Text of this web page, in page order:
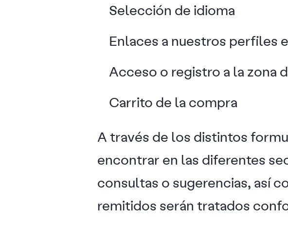
Selección de idioma
Enlaces a nuestros perfiles
Acceso o registro a la zona
Carrito de la compra
A través de los distintos
encontrar en las diferentes
consultas o sugerencias, así
remitidos serán tratados